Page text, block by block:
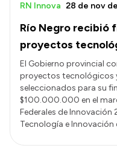
Río Negro recibió
proyectos
RN Innova 28 de nov
El Gobierno provincial
proyectos tecnológicos
seleccionados para su
$100.000.000 en el
Federales de Innovación
Tecnología e Innovación